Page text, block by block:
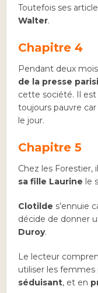
Toutefois ses
Walter.
Chapitre 4
Pendant deux
de la presse
cette société. Il
toujours pauvre
le jour.
Chapitre 5
Chez les Forestier,
sa fille Laurine le
Clotilde s’ennuie
décide de donner
Duroy.
Le lecteur
utiliser les femmes
séduisant, et en